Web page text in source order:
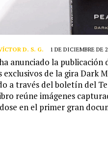
D. S. G. 1 DE DICIEMBRE DE
anunciado la publicación
exclusivos de la gira Dark
a través del boletín del
reúne imágenes
en el primer gran